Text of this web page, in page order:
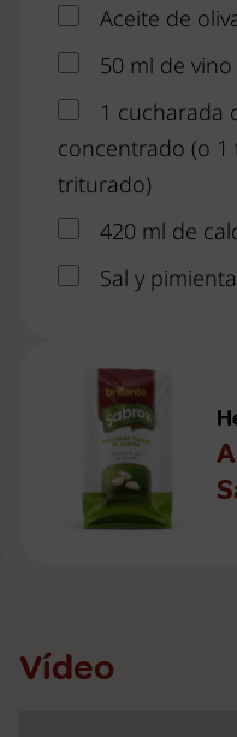
Aceite de
50 ml de
1 cucharada
concentrado (o
triturado)
420 ml de
Sal y
Vídeo